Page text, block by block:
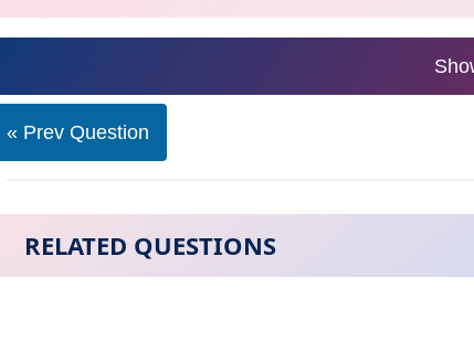
« Prev Question
RELATED QUESTIONS